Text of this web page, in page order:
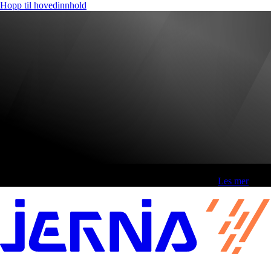
Hopp til hovedinnhold
Les mer